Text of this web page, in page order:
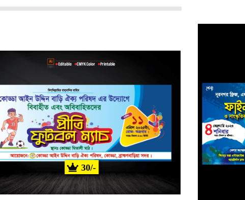
30/-